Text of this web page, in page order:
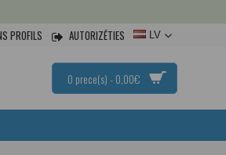
PROFILS AUTORIZĒTIES LV
0 prece(s) - 0,00€